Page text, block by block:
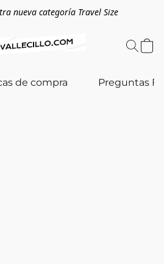
nueva categoría Travel Size
de compra Preguntas